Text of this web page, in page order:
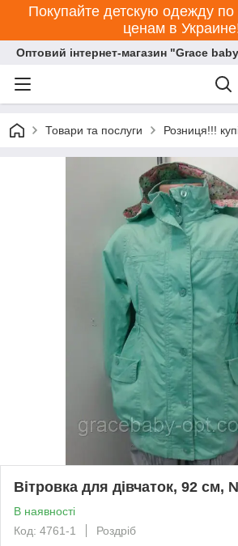
Покупайте детскую одежду
ценам в
Оптовий інтернет-магазин "Grace
Товари та послуги Розниця!!!
Вітровка для дівчаток, 92 см,
В наявності
Код: 4761-1
Роздріб